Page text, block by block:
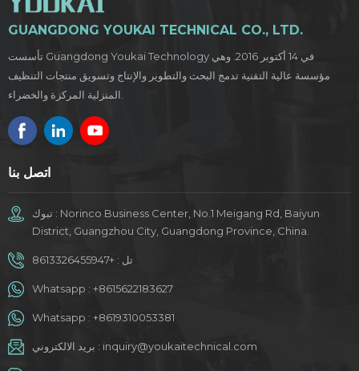
GUANGDONG YOUKAI TECHNICAL CO., LTD.
تأسست Guangdong Youkai Technology في 14 أكتوبر 2016. وهي
مؤسسة عالية التقنية تدمج البحث والتطوير والإنتاج وتسويق منتجات التنظيف
المنزلية المركزة والخضراء.
اتصل بنا
تبوك : Norinco Business Center, No.1 Meigang Rd, Baiyun
District, Guangzhou City, Guangdong Province, China.
تل : +8613326455947
Whatsapp : +8615622183627
Whatsapp : +8619310053381
بريد الالكتروني : inquiry@youkaitechnical.com